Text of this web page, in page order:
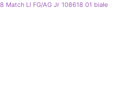
Match Ll FG/AG Jr 108618 01 białe